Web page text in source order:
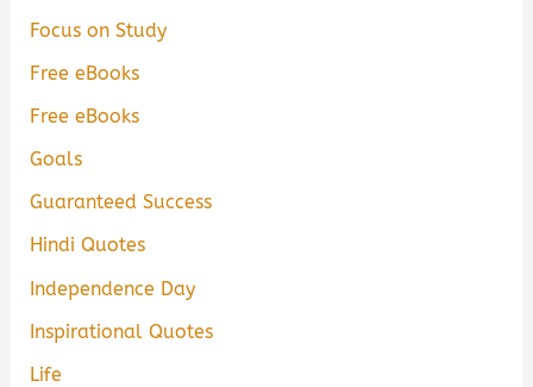
Focus on Study
Free eBooks
Free eBooks
Goals
Guaranteed Success
Hindi Quotes
Independence Day
Inspirational Quotes
Life